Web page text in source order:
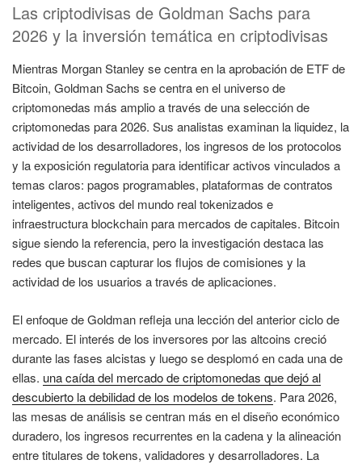
Las criptodivisas de Goldman Sachs para
2026 y la inversión temática en criptodivisas
Mientras Morgan Stanley se centra en la aprobación de ETF de
Bitcoin, Goldman Sachs se centra en el universo de
criptomonedas más amplio a través de una selección de
criptomonedas para 2026. Sus analistas examinan la liquidez, la
actividad de los desarrolladores, los ingresos de los protocolos
y la exposición regulatoria para identificar activos vinculados a
temas claros: pagos programables, plataformas de contratos
inteligentes, activos del mundo real tokenizados e
infraestructura blockchain para mercados de capitales. Bitcoin
sigue siendo la referencia, pero la investigación destaca las
redes que buscan capturar los flujos de comisiones y la
actividad de los usuarios a través de aplicaciones.
El enfoque de Goldman refleja una lección del anterior ciclo de
mercado. El interés de los inversores por las altcoins creció
durante las fases alcistas y luego se desplomó en cada una de
ellas. una caída del mercado de criptomonedas que dejó al
descubierto la debilidad de los modelos de tokens. Para 2026,
las mesas de análisis se centran más en el diseño económico
duradero, los ingresos recurrentes en la cadena y la alineación
entre titulares de tokens, validadores y desarrolladores. La